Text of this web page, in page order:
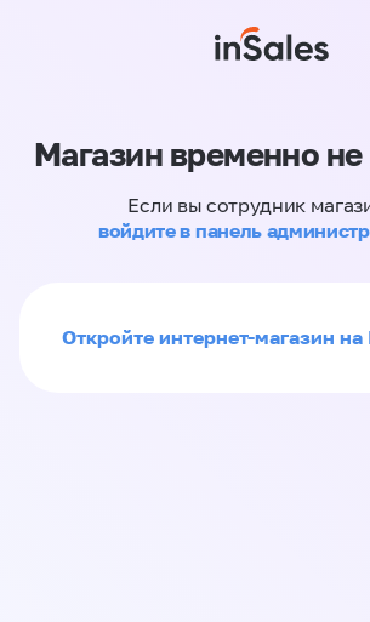
Магазин временно не
Если вы сотрудник
войдите в панель
Откройте интернет-магазин на